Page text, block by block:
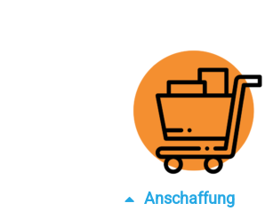
Anschaffung